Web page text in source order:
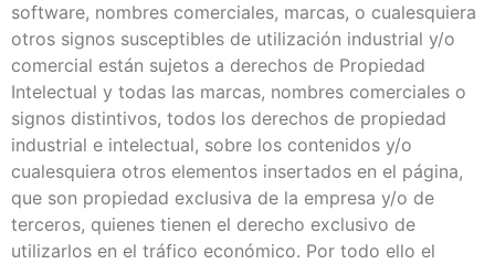
software, nombres comerciales, marcas, o cualesquiera
otros signos susceptibles de utilización industrial y/o
comercial están sujetos a derechos de Propiedad
Intelectual y todas las marcas, nombres comerciales o
signos distintivos, todos los derechos de propiedad
industrial e intelectual, sobre los contenidos y/o
cualesquiera otros elementos insertados en el página,
que son propiedad exclusiva de la empresa y/o de
terceros, quienes tienen el derecho exclusivo de
utilizarlos en el tráfico económico. Por todo ello el